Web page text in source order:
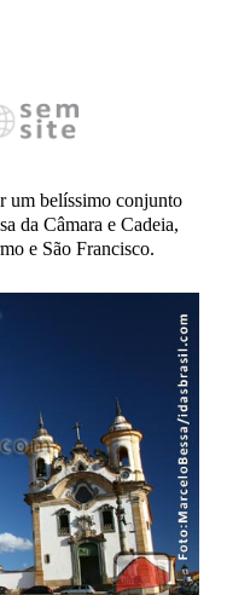
um belíssimo conjunto
da Câmara e Cadeia,
e São Francisco.